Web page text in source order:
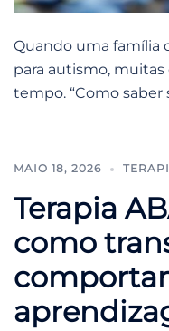
Quando uma família
para autismo,
tempo. “Como saber
MAIO 18, 2026
Terapia
como